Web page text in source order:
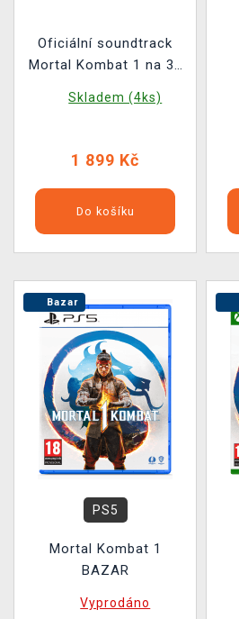
Oficiální soundtrack
Mortal Kombat 1 na 3x
Skladem (4ks)
1 899 Kč
Do košíku
Bazar
PS5
Mortal Kombat 1
BAZAR
Vyprodáno